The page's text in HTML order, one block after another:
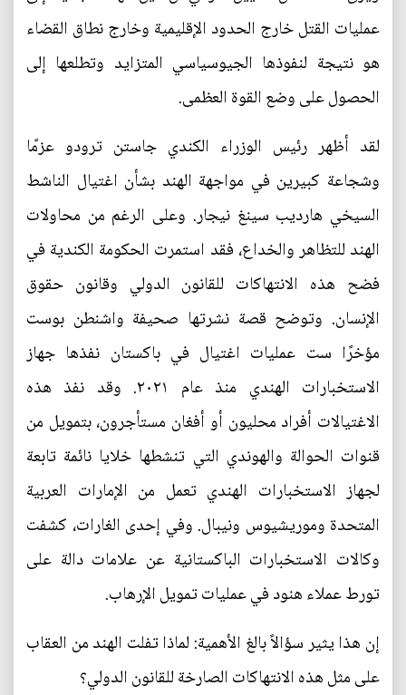
عمليات القتل خارج الحدود الإقليمية وخارج نطاق القضاء
هو نتيجة لنفوذها الجيوسياسي المتزايد وتطلعها إلى
الحصول على وضع القوة العظمى.
لقد أظهر رئيس الوزراء الكندي جاستن ترودو عزمًا
وشجاعة كبيرين في مواجهة الهند بشأن اغتيال الناشط
السيخي هارديب سينغ نيجار. وعلى الرغم من محاولات
الهند للتظاهر والخداع، فقد استمرت الحكومة الكندية في
فضح هذه الانتهاكات للقانون الدولي وقانون حقوق
الإنسان. وتوضح قصة نشرتها صحيفة واشنطن بوست
مؤخرًا ست عمليات اغتيال في باكستان نفذها جهاز
الاستخبارات الهندي منذ عام ٢٠٢١. وقد نفذ هذه
الاغتيالات أفراد محليون أو أفغان مستأجرون، بتمويل من
قنوات الحوالة والهوندي التي تنشطها خلايا نائمة تابعة
لجهاز الاستخبارات الهندي تعمل من الإمارات العربية
المتحدة وموريشيوس ونيبال. وفي إحدى الغارات، كشفت
وكالات الاستخبارات الباكستانية عن علامات دالة على
تورط عملاء هنود في عمليات تمويل الإرهاب.
إن هذا يثير سؤالاً بالغ الأهمية: لماذا تفلت الهند من العقاب
على مثل هذه الانتهاكات الصارخة للقانون الدولي؟